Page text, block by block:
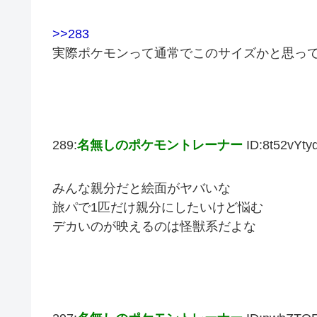
>>283
実際ポケモンって通常でこのサイズかと思っ
289:名無しのポケモントレーナー
みんな親分だと絵面がヤバいな
旅パで1匹だけ親分にしたいけど悩む
デカいのが映えるのは怪獣系だよな